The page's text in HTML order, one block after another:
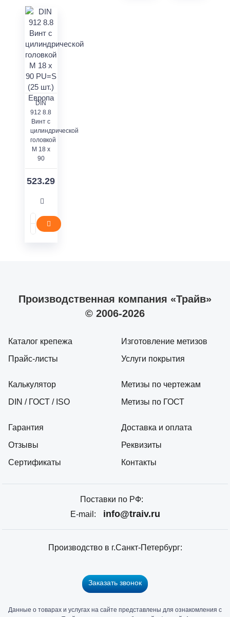
DIN
912 8.8
Винт с
цилиндрической
головкой
M 18 x
90
523.29
Производственная компания «Трайв»
© 2006-2026
Каталог крепежа
Прайс-листы
Калькулятор
DIN / ГОСТ / ISO
Гарантия
Отзывы
Сертификаты
Изготовление метизов
Услуги покрытия
Метизы по чертежам
Метизы по ГОСТ
Доставка и оплата
Реквизиты
Контакты
Поставки по РФ:
E-mail:
info@traiv.ru
Производство в г.Санкт-Петербург:
Заказать звонок
Данные о товарах и услугах на сайте представлены для ознакомления с
Главный